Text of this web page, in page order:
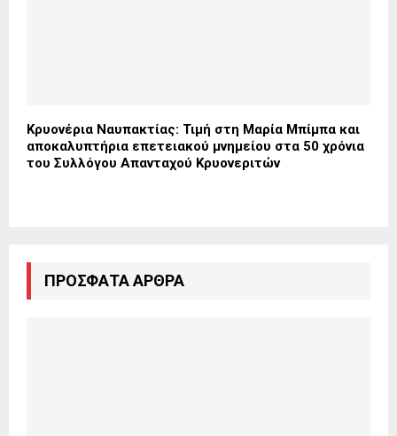
Κρυονέρια Ναυπακτίας: Τιμή στη Μαρία Μπίμπα και
αποκαλυπτήρια επετειακού μνημείου στα 50 χρόνια
του Συλλόγου Απανταχού Κρυονεριτών
ΠΡΌΣΦΑΤΑ ΆΡΘΡΑ